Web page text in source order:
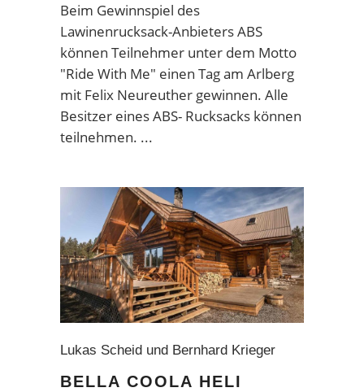
Beim Gewinnspiel des
Lawinenrucksack-Anbieters ABS
können Teilnehmer unter dem Motto
"Ride With Me" einen Tag am Arlberg
mit Felix Neureuther gewinnen. Alle
Besitzer eines ABS- Rucksacks können
teilnehmen.
Lukas Scheid und Bernhard Krieger
BELLA COOLA HELI